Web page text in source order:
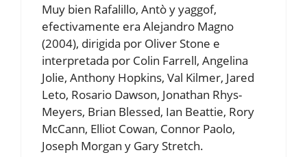
Muy bien Rafalillo, Antò y yaggof,
efectivamente era Alejandro Magno
(2004), dirigida por Oliver Stone e
interpretada por Colin Farrell, Angelina
Jolie, Anthony Hopkins, Val Kilmer, Jared
Leto, Rosario Dawson, Jonathan Rhys-
Meyers, Brian Blessed, Ian Beattie, Rory
McCann, Elliot Cowan, Connor Paolo,
Joseph Morgan y Gary Stretch.